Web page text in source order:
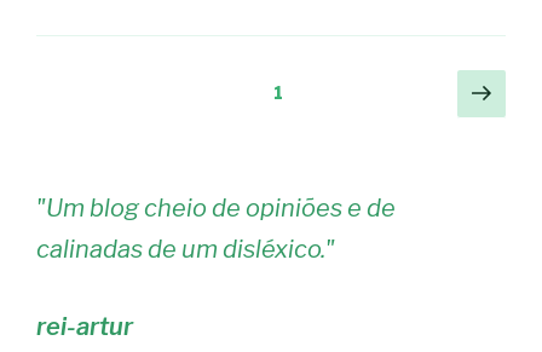
1
"Um blog cheio de opiniões e de
calinadas de um disléxico."
rei-artur